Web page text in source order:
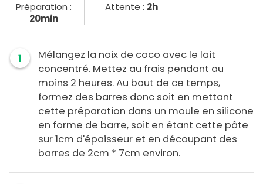
Préparation :
20min
Attente : 2h
1
Mélangez la noix de coco avec le lait
concentré. Mettez au frais pendant au
moins 2 heures. Au bout de ce temps,
formez des barres donc soit en mettant
cette préparation dans un moule en silicone
en forme de barre, soit en étant cette pâte
sur 1cm d'épaisseur et en découpant des
barres de 2cm * 7cm environ.